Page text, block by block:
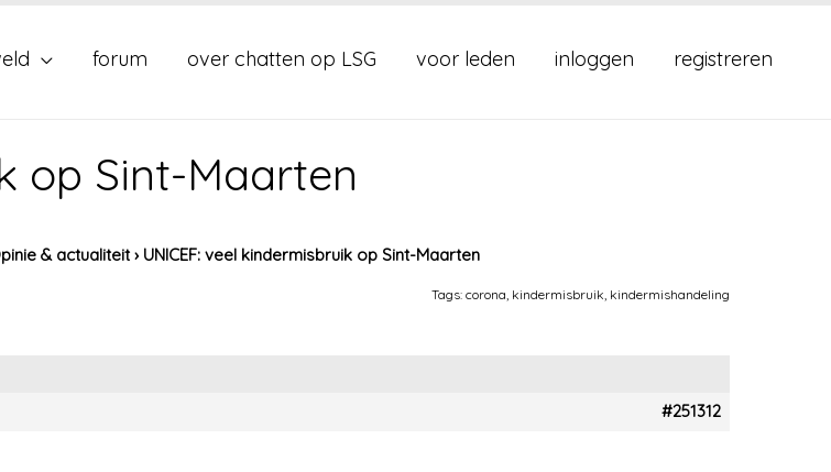
forum over chatten op LSG voor leden inloggen registreren
op Sint-Maarten
& actualiteit › UNICEF: veel kindermisbruik op Sint-Maarten
Tags: corona, kindermisbruik, kindermishandeling
#251312